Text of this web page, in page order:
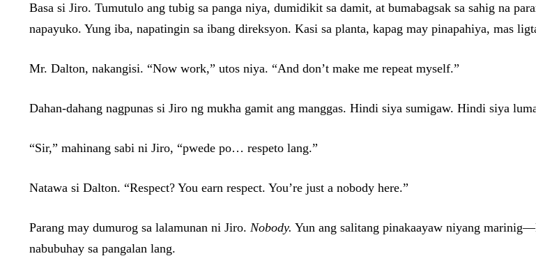
Basa si Jiro. Tumutulo ang tubig sa panga niya, dumidikit sa damit, at bumabagsak sa sahig na
napayuko. Yung iba, napatingin sa ibang direksyon. Kasi sa planta, kapag may pinapahiya, mas
Mr. Dalton, nakangisi. “Now work,” utos niya. “And don’t make me repeat myself.”
Dahan-dahang nagpunas si Jiro ng mukha gamit ang manggas. Hindi siya sumigaw. Hindi siya
“Sir,” mahinang sabi ni Jiro, “pwede po… respeto lang.”
Natawa si Dalton. “Respect? You earn respect. You’re just a nobody here.”
Parang may dumurog sa lalamunan ni Jiro. Nobody. Yun ang salitang pinakaayaw niyang
nabubuhay sa pangalan lang.